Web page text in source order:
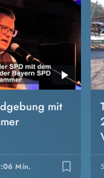
mit
Min. bookmark_border